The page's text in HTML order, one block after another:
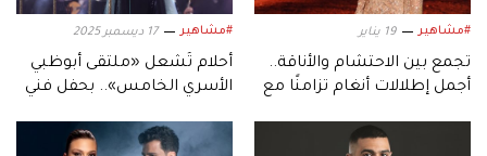
#مشاهير 19 يناير
تجمع بين الاحتشام والأناقة..
أجمل إطلالات أنغام تزامنًا مع
#مشاهير 17 ديسمبر 2025
أحلام تُشعل «ملتقى أبوظبي
الأسري الخامس».. بحفل فني